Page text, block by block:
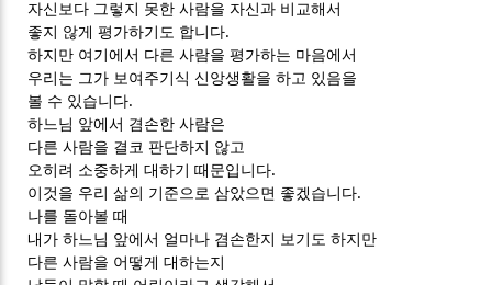
자신보다 그렇지 못한 사람을 자신과 비교해서
좋지 않게 평가하기도 합니다.
하지만 여기에서 다른 사람을 평가하는 마음에서
우리는 그가 보여주기식 신앙생활을 하고 있음을
볼 수 있습니다.
하느님 앞에서 겸손한 사람은
다른 사람을 결코 판단하지 않고
오히려 소중하게 대하기 때문입니다.
이것을 우리 삶의 기준으로 삼았으면 좋겠습니다.
나를 돌아볼 때
내가 하느님 앞에서 얼마나 겸손한지 보기도 하지만
다른 사람을 어떻게 대하는지